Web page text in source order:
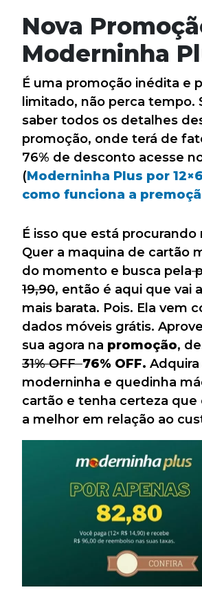
Nova
Moderninha
É uma promoção inédita e
limitado, não perca tempo.
saber todos os detalhes
promoção, onde terá de
76% de desconto acesse
(Moderninha Plus por
como funciona a
É isso que está procurando
Quer a maquina de cartão
do momento e busca pela
19,90, então é aqui que vai
mais barata. Pois. Ela vem
dados móveis grátis.
sua agora na promoção,
31% OFF76% OFF. Adquira
moderninha e quedinha
cartão e tenha certeza que
a melhor em relação ao